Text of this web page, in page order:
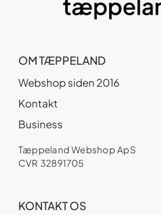
OM TÆPPELAND
Webshop siden 2016
Kontakt
Business
Tæppeland Webshop ApS
CVR 32891705
KONTAKT OS